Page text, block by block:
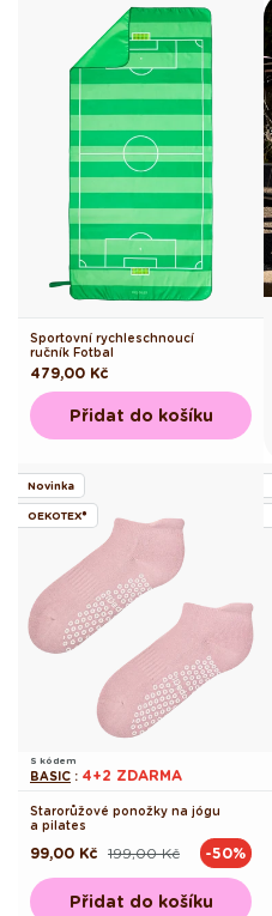
Sportovní rychleschnoucí
ručník Fotbal
Běžná
cena
479,00 Kč
Přidat do košíku
Novinka
OEKOTEX®
S kódem
BASIC : 4+2 ZDARMA
Starorůžové ponožky na jógu
a pilates
Běžná
199,00 Kč
Výprodejová
99,00 Kč -50%
Přidat do košíku